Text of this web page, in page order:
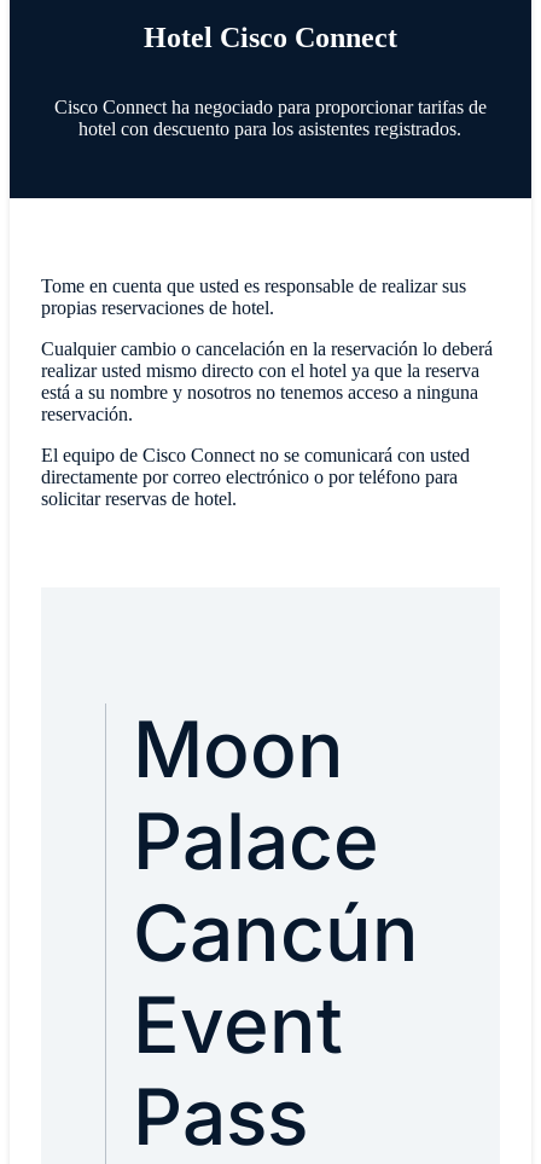
Hotel Cisco Connect
Cisco Connect ha negociado para proporcionar tarifas de
hotel con descuento para los asistentes registrados.
Tome en cuenta que usted es responsable de realizar sus
propias reservaciones de hotel.
Cualquier cambio o cancelación en la reservación lo deberá
realizar usted mismo directo con el hotel ya que la reserva
está a su nombre y nosotros no tenemos acceso a ninguna
reservación.
El equipo de Cisco Connect no se comunicará con usted
directamente por correo electrónico o por teléfono para
solicitar reservas de hotel.
Moon
Palace
Cancún
Event
Pass